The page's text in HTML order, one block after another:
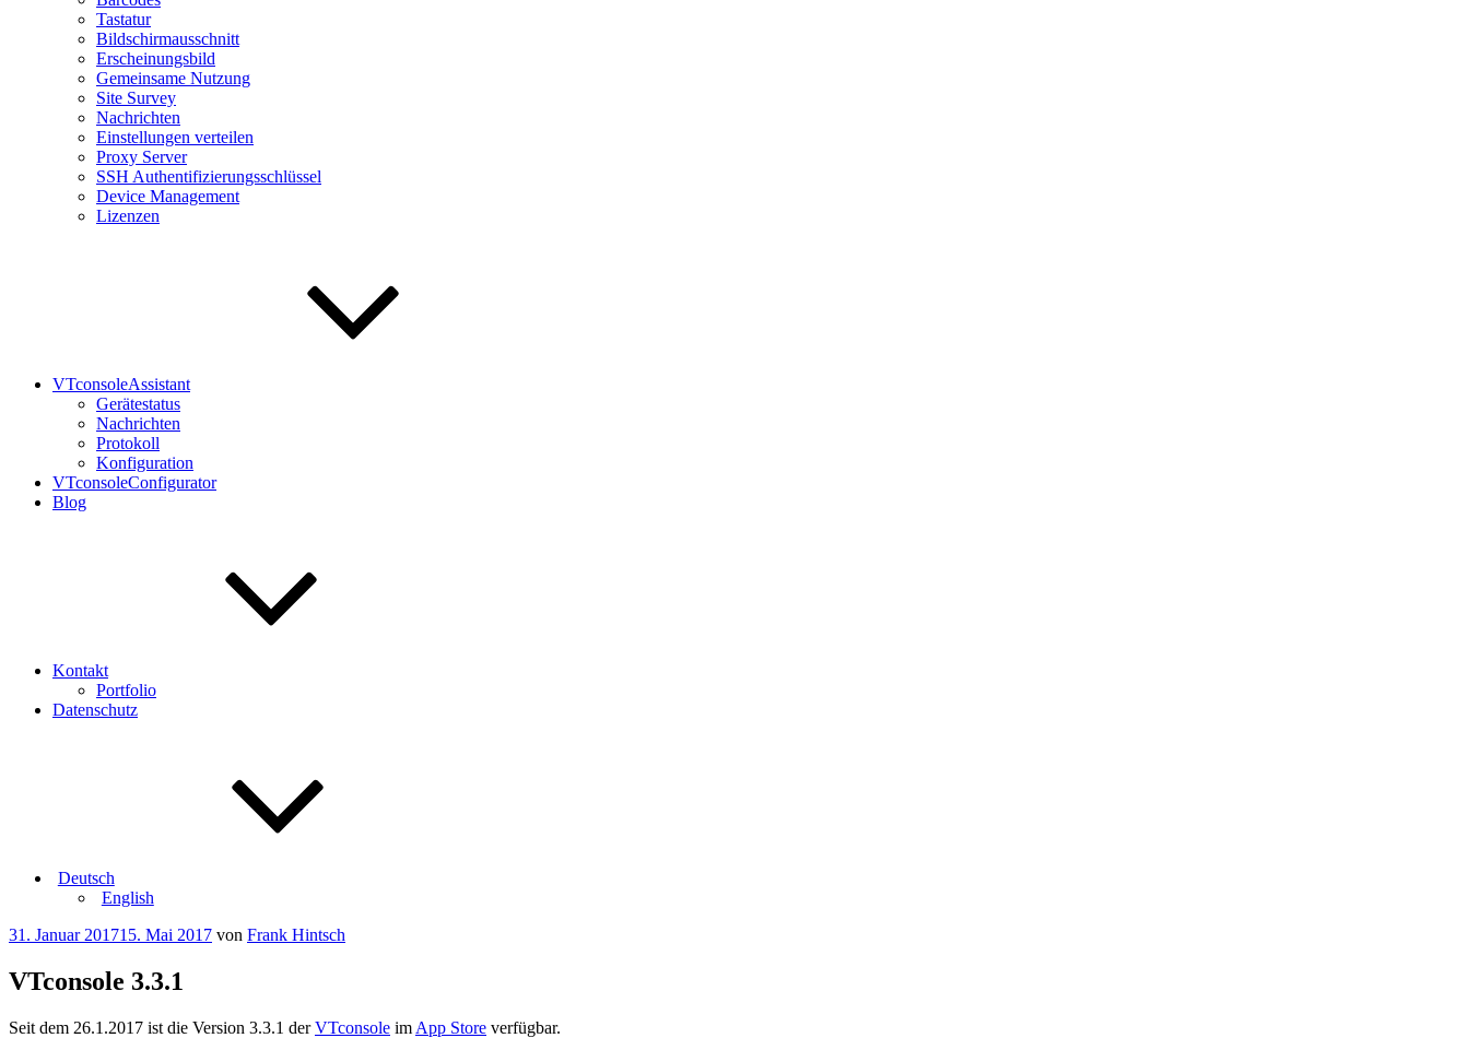
Tastatur
Bildschirmausschnitt
Erscheinungsbild
Gemeinsame Nutzung
Site Survey
Nachrichten
Einstellungen verteilen
Proxy Server
SSH Authentifizierungsschlüssel
Device Management
Lizenzen
VTconsoleAssistant
Gerätestatus
Nachrichten
Protokoll
Konfiguration
VTconsoleConfigurator
Blog
Kontakt
Portfolio
Datenschutz
Deutsch
English
Veröffentlicht
31. Januar 201715. Mai 2017 von Frank Hintsch
VTconsole 3.3.1
Seit dem 26.1.2017 ist die Version 3.3.1 derVTconsole im App Store verfügbar.